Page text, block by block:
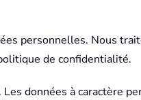
personnelles. Nous
de confidentialité.
données à caractère